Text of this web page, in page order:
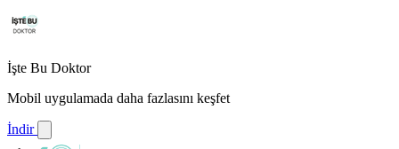
İşte Bu Doktor
Mobil uygulamada daha fazlasını keşfet
İndir